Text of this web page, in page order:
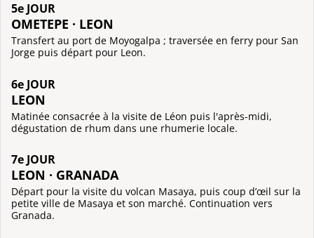
5e JOUR
OMETEPE · LEON
Transfert au port de Moyogalpa ; traversée en ferry pour San
Jorge puis départ pour Leon.
6e JOUR
LEON
Matinée consacrée à la visite de Léon puis l'après-midi,
dégustation de rhum dans une rhumerie locale.
7e JOUR
LEON · GRANADA
Départ pour la visite du volcan Masaya, puis coup d’œil sur la
petite ville de Masaya et son marché. Continuation vers
Granada.